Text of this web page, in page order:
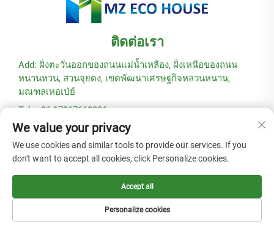
ติดต่อเรา
Add: ฝั่งตะวันออกของถนนแม่น้ำเหลือง, ฝั่งเหนือของถนน
หนานหวน, สวนจุยตง, เขตพัฒนาเศรษฐกิจหลวนหนาน,
มณฑลเหอเป่ย์
Tel: +86-17367662336
อีเมล:[email protected]
Technology Co., Ltd. -นโยบายความเป็นส่วนตัว
We value your privacy
We use cookies and similar tools to provide our services. If you
don't want to accept all cookies, click Personalize cookies.
Personalize cookies
Accept all